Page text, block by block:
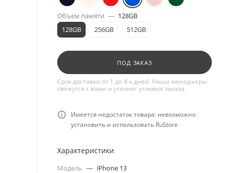
Объем памяти — 128GB
128GB
256GB 512GB
ПОД ЗАКАЗ
Срок доставки от 1 до 4-х дней. Наши менеджеры
свяжутся с вами и уточнят условия заказа.
Имеется недостаток товара: невозможно
установить и использовать RuStore
Характеристики
Модель — iPhone 13